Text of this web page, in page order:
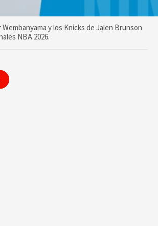
y los Knicks de Jalen Brunson
NBA 2026.